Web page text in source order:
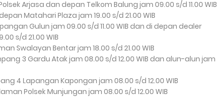
Arjasa dan depan Telkom Balung jam 09.00 s/d 11.00 WIB
Matahari Plaza jam 19.00 s/d 21.00 WIB
Gulun jam 09.00 s/d 11.00 WIB dan di depan dealer
s/d 21.00 WIB
Swalayan Bentar jam 18.00 s/d 21.00 WIB
3 Gardu Atak jam 08.00 s/d 12.00 WIB dan alun-alun jam
4 Lapangan Kapongan jam 08.00 s/d 12.00 WIB
Polsek Munjungan jam 08.00 s/d 12.00 WIB